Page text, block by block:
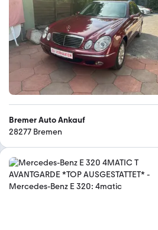
Bremer Auto Ankauf
28277 Bremen